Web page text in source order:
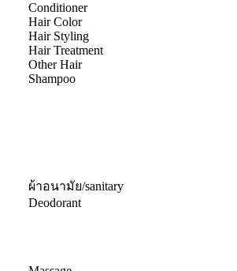
Conditioner
Hair Color
Hair Styling
Hair Treatment
Other Hair
Shampoo
ผ้าอนามัย/sanitary
Deodorant